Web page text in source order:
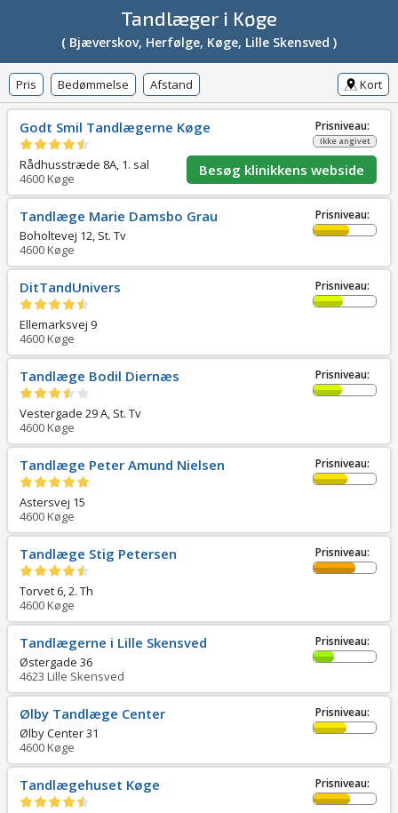
Tandlæger i Køge
( Bjæverskov, Herfølge, Køge, Lille Skensved )
Pris Bedømmelse Afstand Kort
Godt Smil Tandlægerne Køge
Rådhusstræde 8A, 1. sal
4600Køge
Prisniveau:
Ikke angivet
Besøg klinikkens webside
Tandlæge Marie Damsbo Grau
Boholtevej 12, St. Tv
4600Køge
Prisniveau:
DitTandUnivers
Ellemarksvej 9
4600Køge
Prisniveau:
Tandlæge Bodil Diernæs
Vestergade 29 A, St. Tv
4600Køge
Prisniveau:
Tandlæge Peter Amund Nielsen
Astersvej 15
4600Køge
Prisniveau:
Tandlæge Stig Petersen
Torvet 6, 2. Th
4600Køge
Prisniveau:
Tandlægerne i Lille Skensved
Østergade 36
4623 Lille Skensved
Prisniveau:
Ølby Tandlæge Center
Ølby Center 31
4600Køge
Prisniveau:
Tandlægehuset Køge Prisniveau: